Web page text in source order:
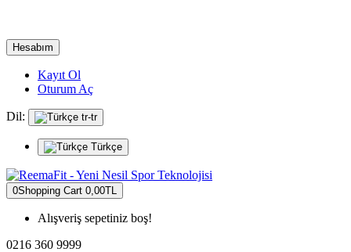
Hesabım
Kayıt Ol
Oturum Aç
Dil: tr-tr
Türkçe
0Shopping Cart 0,00TL
Alışveriş sepetiniz boş!
0216 360 9999